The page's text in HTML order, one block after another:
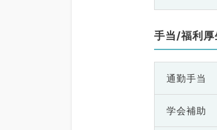
手当/福利厚
通勤手当
学会補助